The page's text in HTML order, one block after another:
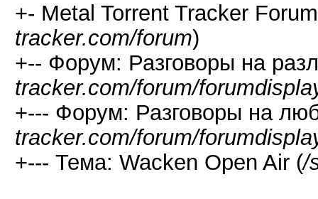
+- Metal Torrent Tracker
tracker.com/forum)
+-- Форум: Разговоры на
tracker.com/forum/
+--- Форум: Разговоры на
tracker.com/forum/
+--- Тема: Wacken Open Air (/